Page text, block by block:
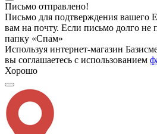
Письмо отправлено!
Письмо для подтверждения вашего
вам на почту. Если письмо долго не
папку «Спам»
Используя интернет-магазин
вы соглашаетесь с использованием
Хорошо